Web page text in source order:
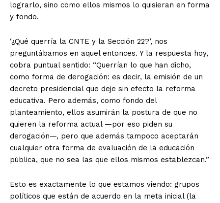
lograrlo, sino como ellos mismos lo quisieran en forma
y fondo.
‘¿Qué querría la CNTE y la Sección 22?’, nos
preguntábamos en aquel entonces. Y la respuesta hoy,
cobra puntual sentido: “Querrían lo que han dicho,
como forma de derogación: es decir, la emisión de un
decreto presidencial que deje sin efecto la reforma
educativa. Pero además, como fondo del
planteamiento, ellos asumirán la postura de que no
quieren la reforma actual —por eso piden su
derogación—, pero que además tampoco aceptarán
cualquier otra forma de evaluación de la educación
pública, que no sea las que ellos mismos establezcan.”
Esto es exactamente lo que estamos viendo: grupos
políticos que están de acuerdo en la meta inicial (la